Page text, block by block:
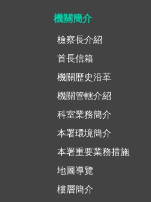
機關簡介
檢察長介紹
首長信箱
機關歷史沿革
機關管轄介紹
科室業務簡介
本署環境簡介
本署重要業務措施
地圖導覽
樓層簡介